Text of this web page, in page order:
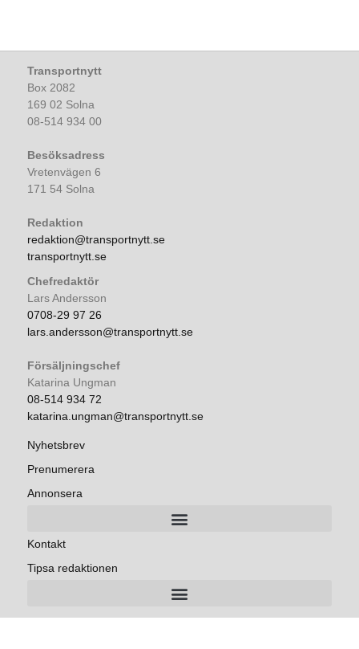
Transportnytt
Box 2082
169 02 Solna
08-514 934 00
Besöksadress
Vretenvägen 6
171 54 Solna
Redaktion
redaktion@transportnytt.se
transportnytt.se
Chefredaktör
Lars Andersson
0708-29 97 26
lars.andersson@transportnytt.se
Försäljningschef
Katarina Ungman
08-514 934 72
katarina.ungman@transportnytt.se
Nyhetsbrev
Prenumerera
Annonsera
Kontakt
Tipsa redaktionen